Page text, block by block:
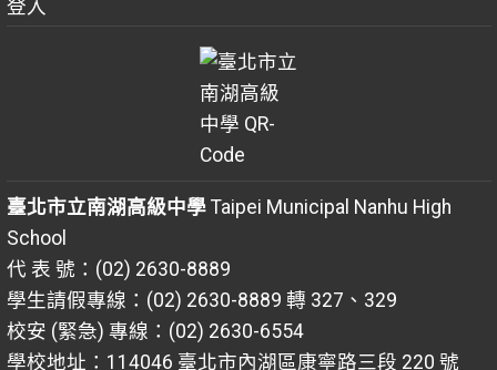
登入
臺北市立南湖高級中學Taipei Municipal Nanhu High
School
代 表 號：(02) 2630-8889
學生請假專線：(02) 2630-8889 轉 327、329
校安 (緊急) 專線：(02) 2630-6554
學校地址：114046 臺北市內湖區康寧路三段 220 號